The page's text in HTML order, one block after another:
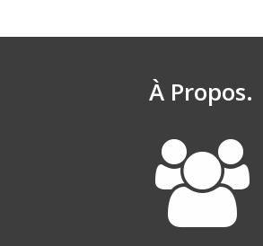
À Propos.